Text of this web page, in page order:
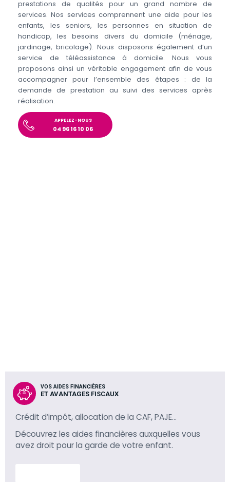
prestations de qualités pour un grand nombre de
services. Nos services comprennent une aide pour les
enfants, les seniors, les personnes en situation de
handicap, les besoins divers du domicile (ménage,
jardinage, bricolage). Nous disposons également d’un
service de téléassistance à domicile. Nous vous
proposons ainsi un véritable engagement afin de vous
accompagner pour l’ensemble des étapes : de la
demande de prestation au suivi des services après
réalisation.
APPELEZ-NOUS
04 96 16 10 06
VOS AIDES FINANCIÈRES
ET AVANTAGES FISCAUX
Crédit d’impôt, allocation de la CAF, PAJE…
Découvrez les aides financières auxquelles vous
avez droit pour la garde de votre enfant.